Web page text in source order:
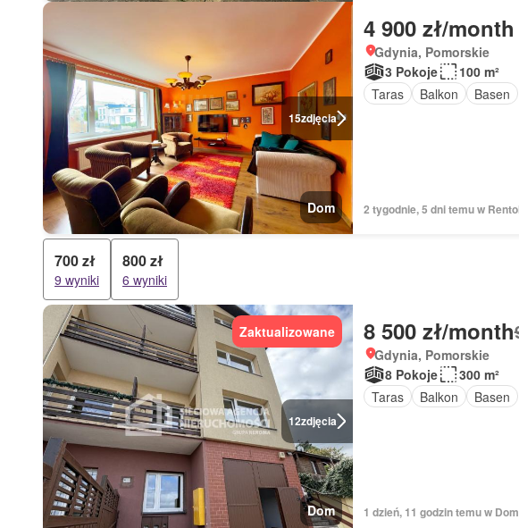
15zdjęcia
Dom
4 900 zł/month
Gdynia, Pomorskie
3 Pokoje
100 m²
Taras
Balkon Basen
2 tygodnie, 5 dni temu w
700 zł
9 wyniki
800 zł
6 wyniki
12zdjęcia
Zaktualizowane
Dom
8 500 zł/month
Gdynia, Pomorskie
8 Pokoje
300 m²
Taras
Balkon Basen
1 dzień, 11 godzin temu w